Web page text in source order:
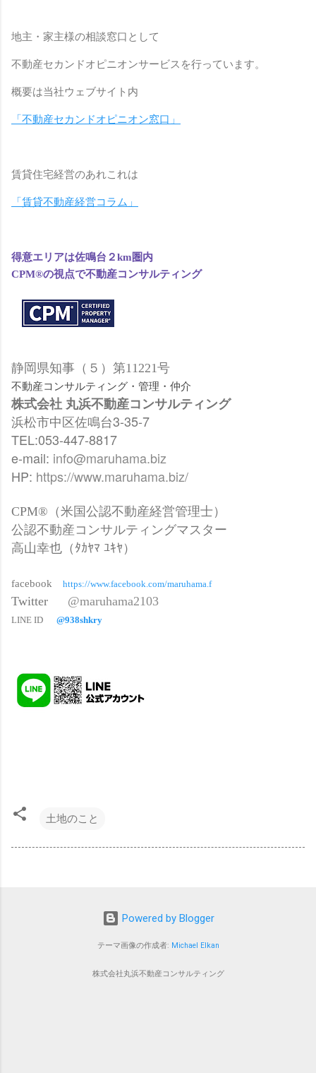
地主・家主様の相談窓口として
不動産セカンドオピニオンサービスを行っています。
概要は当社ウェブサイト内
「不動産セカンドオピニオン窓口」
賃貸住宅経営のあれこれは
「賃貸不動産経営コラム」
得意エリアは佐鳴台２km圏内
CPM®の視点で不動産コンサルティング
静岡県知事（５）第11221号
不動産コンサルティング・管理・仲介
株式会社 丸浜不動産コンサルティング
浜松市中区佐鳴台3-35-7
TEL:053-447-8817
e-mail: info@maruhama.biz
HP: https://www.maruhama.biz/
CPM®（米国公認不動産経営管理士）
公認不動産コンサルティングマスター
高山幸也（ﾀｶﾔﾏ ﾕｷﾔ）
facebook https://www.facebook.com/maruhama.f
Twitter @maruhama2103
LINE ID @938shkry
土地のこと
Powered by Blogger
テーマ画像の作成者: Michael Elkan
株式会社丸浜不動産コンサルティング